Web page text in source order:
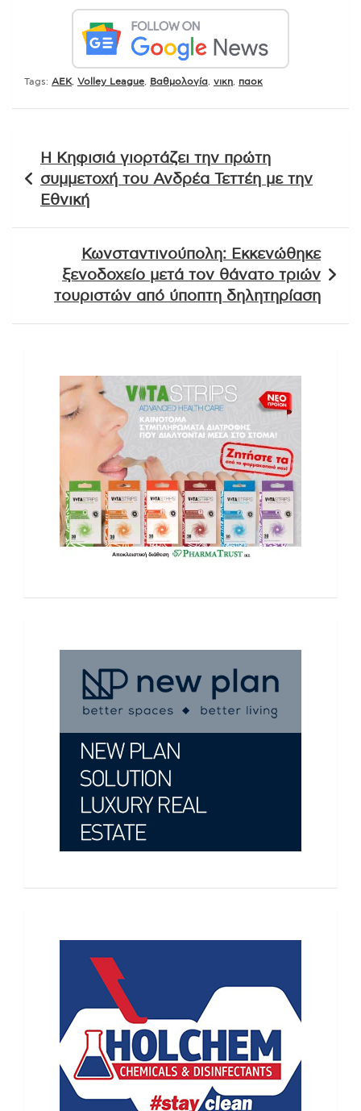
Tags: AEK, Volley League Βαθμολογία νικη παοκ
άρθρων
Η Κηφισιά γιορτάζει την πρώτη
συμμετοχή του Ανδρέα Τεττέη με την
Εθνική
Κωνσταντινούπολη: Εκκενώθηκε
ξενοδοχείο μετά τον θάνατο τριών
τουριστών από ύποπτη δηλητηρίαση